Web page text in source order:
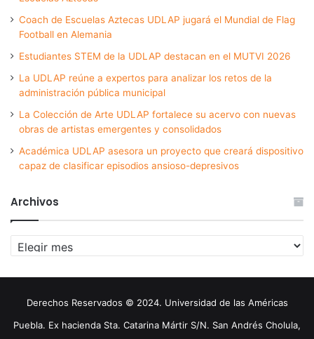
Coach de Escuelas Aztecas UDLAP jugará el Mundial de Flag
Football en Alemania
Estudiantes STEM de la UDLAP destacan en el MUTVI 2026
La UDLAP reúne a expertos para analizar los retos de la
administración pública municipal
La Colección de Arte UDLAP fortalece su acervo con nuevas
obras de artistas emergentes y consolidados
Académica UDLAP asesora un proyecto que creará dispositivo
capaz de clasificar episodios ansioso-depresivos
Archivos
Archivos
Derechos Reservados © 2024. Universidad de las Américas
Puebla. Ex hacienda Sta. Catarina Mártir S/N. San Andrés Cholula,